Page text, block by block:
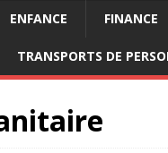
ENFANCE FINANCE
TRANSPORTS DE